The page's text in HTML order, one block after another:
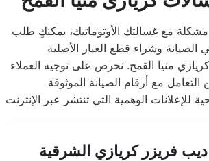
مع غسالتك الأوتوماتيك، يمكنكِ طلب
الصيانة وشراء قطع الغيار الأصلية
منيا القمح. نحرص على توجيه العملاء
التعامل مع أرقام الصيانة الموثوقة
فريزر كريازي الشرقية